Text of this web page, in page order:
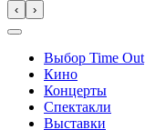
‹ ›
Выбор Time Out
Кино
Концерты
Спектакли
Выставки